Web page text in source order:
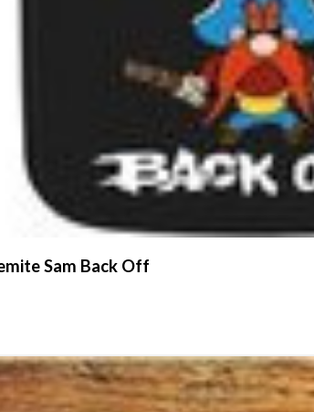
Sam Back Off